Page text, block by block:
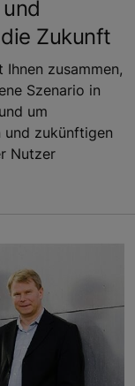
Zukunft
zusammen,
Szenario in
um
und zukünftigen
Nutzer